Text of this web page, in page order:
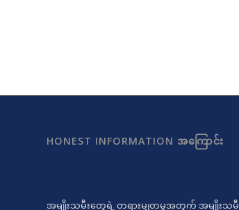
HONEST INFORMATION အကြောင်း
အမျိုးသမီးတွေရဲ့ တရားမျှတမှုအတွက် အမျိုးသမီ